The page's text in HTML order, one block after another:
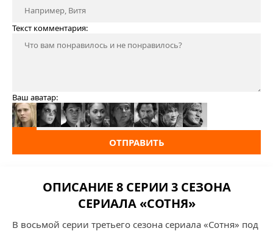
Текст комментария:
Ваш аватар:
ОТПРАВИТЬ
ОПИСАНИЕ 8 СЕРИИ 3 СЕЗОНА
СЕРИАЛА «СОТНЯ»
В восьмой серии третьего сезона сериала «Сотня» под